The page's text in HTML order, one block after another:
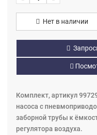
Нет в наличии
Комплект, артикул
насоса с
заборной трубы к
регулятора воздуха.